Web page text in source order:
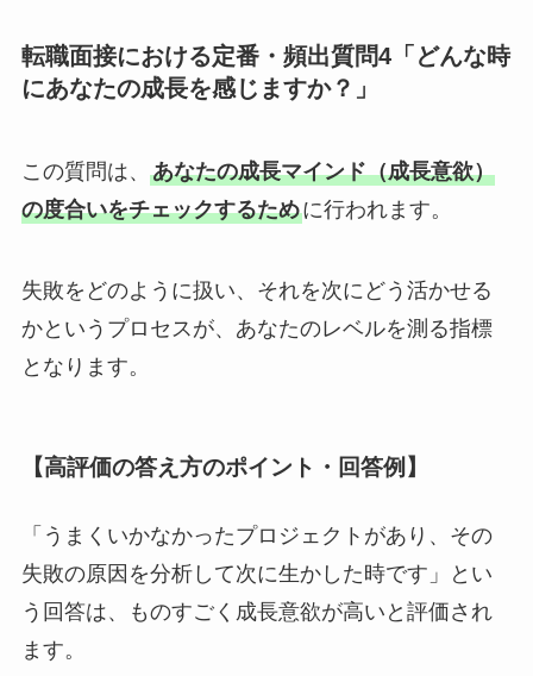
転職面接における定番・頻出質問4「どんな時
にあなたの成長を感じますか？」
この質問は、 あなたの成長マインド（成長意欲）
の度合いをチェックするために行われます。
失敗をどのように扱い、それを次にどう活かせる
かというプロセスが、あなたのレベルを測る指標
となります。
【高評価の答え方のポイント・回答例】
「うまくいかなかったプロジェクトがあり、その
失敗の原因を分析して次に生かした時です」とい
う回答は、ものすごく成長意欲が高いと評価され
ます。